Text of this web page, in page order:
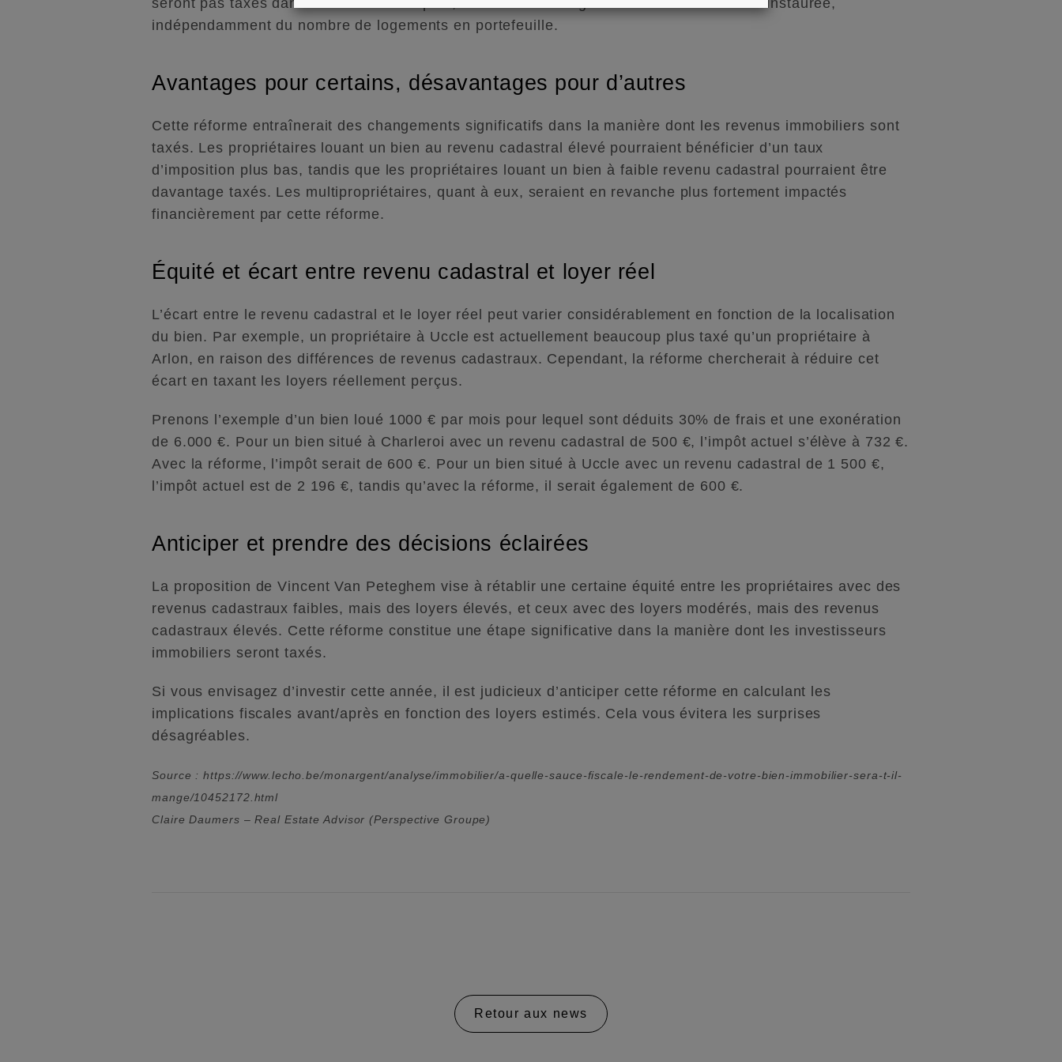
seront pas taxés dans leur totalité. De plus, une exonération générale de 6 000 € serait instaurée,
indépendamment du nombre de logements en portefeuille.
Avantages pour certains, désavantages pour d’autres
Cette réforme entraînerait des changements significatifs dans la manière dont les revenus immobiliers sont
taxés. Les propriétaires louant un bien au revenu cadastral élevé pourraient bénéficier d’un taux
d’imposition plus bas, tandis que les propriétaires louant un bien à faible revenu cadastral pourraient être
davantage taxés. Les multipropriétaires, quant à eux, seraient en revanche plus fortement impactés
financièrement par cette réforme.
Équité et écart entre revenu cadastral et loyer réel
L’écart entre le revenu cadastral et le loyer réel peut varier considérablement en fonction de la localisation
du bien. Par exemple, un propriétaire à Uccle est actuellement beaucoup plus taxé qu’un propriétaire à
Arlon, en raison des différences de revenus cadastraux. Cependant, la réforme chercherait à réduire cet
écart en taxant les loyers réellement perçus.
Prenons l’exemple d’un bien loué 1000 € par mois pour lequel sont déduits 30% de frais et une exonération
de 6.000 €. Pour un bien situé à Charleroi avec un revenu cadastral de 500 €, l’impôt actuel s’élève à 732 €.
Avec la réforme, l’impôt serait de 600 €. Pour un bien situé à Uccle avec un revenu cadastral de 1 500 €,
l’impôt actuel est de 2 196 €, tandis qu’avec la réforme, il serait également de 600 €.
Anticiper et prendre des décisions éclairées
La proposition de Vincent Van Peteghem vise à rétablir une certaine équité entre les propriétaires avec des
revenus cadastraux faibles, mais des loyers élevés, et ceux avec des loyers modérés, mais des revenus
cadastraux élevés. Cette réforme constitue une étape significative dans la manière dont les investisseurs
immobiliers seront taxés.
Si vous envisagez d’investir cette année, il est judicieux d’anticiper cette réforme en calculant les
implications fiscales avant/après en fonction des loyers estimés. Cela vous évitera les surprises
désagréables.
Source : https://www.lecho.be/monargent/analyse/immobilier/a-quelle-sauce-fiscale-le-rendement-de-votre-bien-immobilier-sera-t-il-
mange/10452172.html
Claire Daumers – Real Estate Advisor (Perspective Groupe)
Retour aux news